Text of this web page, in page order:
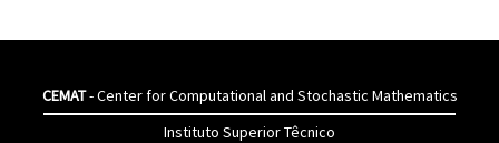
CEMAT- Center for Computational and Stochastic Mathematics
Instituto Superior Têcnico